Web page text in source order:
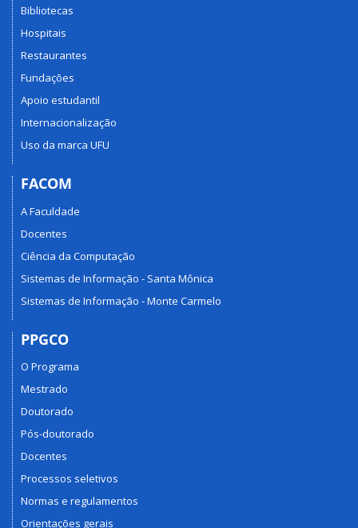
Bibliotecas
Hospitais
Restaurantes
Fundações
Apoio estudantil
Internacionalização
Uso da marca UFU
FACOM
A Faculdade
Docentes
Ciência da Computação
Sistemas de Informação - Santa Mônica
Sistemas de Informação - Monte Carmelo
PPGCO
O Programa
Mestrado
Doutorado
Pós-doutorado
Docentes
Processos seletivos
Normas e regulamentos
Orientações gerais